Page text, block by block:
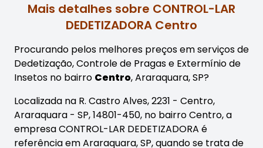
Mais detalhes sobre CONTROL-LAR
DEDETIZADORA Centro
Procurando pelos melhores preços em serviços de
Dedetização, Controle de Pragas e Extermínio de
Insetos no bairro Centro, Araraquara, SP?
Localizada na R. Castro Alves, 2231 - Centro,
Araraquara - SP, 14801-450, no bairro Centro, a
empresa CONTROL-LAR DEDETIZADORA é
referência em Araraquara, SP, quando se trata de